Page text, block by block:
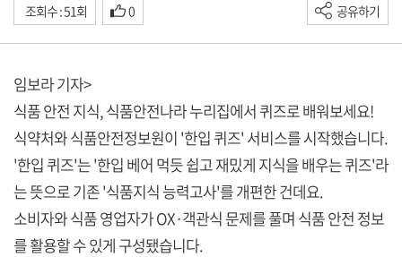
조회수 : 51회 0 공유하기
임보라 기자>
식품 안전 지식, 식품안전나라 누리집에서 퀴즈로 배워보세요!
식약처와 식품안전정보원이 '한입 퀴즈' 서비스를 시작했습니다.
'한입 퀴즈'는 '한입 베어 먹듯 쉽고 재밌게 지식을 배우는 퀴즈'라
는 뜻으로 기존 '식품지식 능력고사'를 개편한 건데요.
소비자와 식품 영업자가 OX·객관식 문제를 풀며 식품 안전 정보
를 활용할 수 있게 구성됐습니다.